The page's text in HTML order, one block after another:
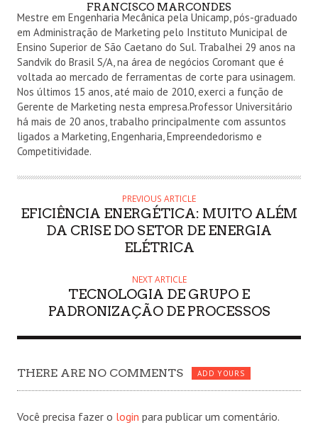
A
U
T
H
O
R
FRANCISCO MARCONDES
Mestre em Engenharia Mecânica pela Unicamp, pós-graduado
em Administração de Marketing pelo Instituto Municipal de
Ensino Superior de São Caetano do Sul. Trabalhei 29 anos na
Sandvik do Brasil S/A, na área de negócios Coromant que é
voltada ao mercado de ferramentas de corte para usinagem.
Nos últimos 15 anos, até maio de 2010, exerci a função de
Gerente de Marketing nesta empresa.Professor Universitário
há mais de 20 anos, trabalho principalmente com assuntos
ligados a Marketing, Engenharia, Empreendedorismo e
Competitividade.
PREVIOUS ARTICLE
EFICIÊNCIA ENERGÉTICA: MUITO ALÉM
DA CRISE DO SETOR DE ENERGIA
ELÉTRICA
NEXT ARTICLE
TECNOLOGIA DE GRUPO E
PADRONIZAÇÃO DE PROCESSOS
THERE ARE NO COMMENTS ADD YOURS
Você precisa fazer o login para publicar um comentário.